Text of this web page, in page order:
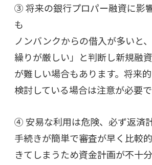
③ 将来の銀行プロパー融資に影
も
ノンバンクからの借入が多いと
繰りが厳しい」と判断し新規融
が難しい場合もあります。将来
検討している場合は注意が必要で
④ 安易な利用は危険、必ず返済
手続きが簡単で審査が早く比較
きてしまうため資金計画が不十